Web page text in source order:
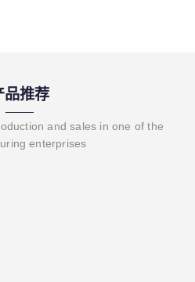
品推荐
and sales in one of the
enterprises